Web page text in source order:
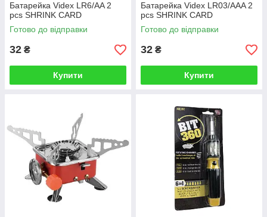
Батарейка Videx LR6/AA 2
pcs SHRINK CARD
Готово до відправки
32 ₴
Купити
Батарейка Videx LR03/AAA 2
pcs SHRINK CARD
Готово до відправки
32 ₴
Купити